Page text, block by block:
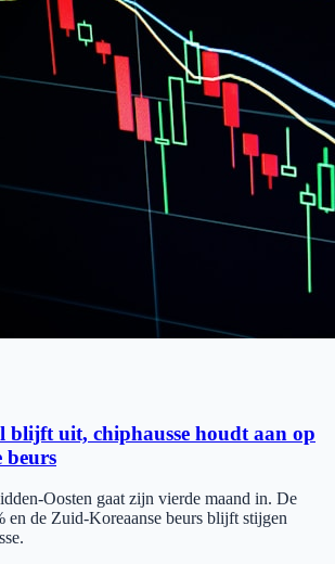
blijft uit, chiphausse houdt aan op
beurs
Oosten gaat zijn vierde maand in. De
en de Zuid-Koreaanse beurs blijft stijgen